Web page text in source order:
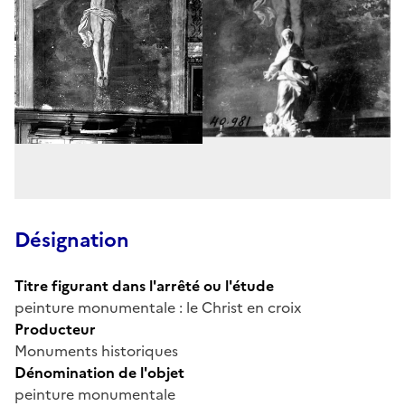
Désignation
Titre figurant dans l'arrêté ou l'étude
peinture monumentale : le Christ en croix
Producteur
Monuments historiques
Dénomination de l'objet
peinture monumentale